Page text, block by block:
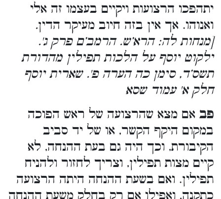
יתהפכו הרצועות ויקיים בעצמו זה אלי
ואנוהו. אך אין בזה חיוב מעיקר הדין.
[מנחות לה: הרא’ש. הרמב’ם פרק ג'.
ילקוט יוסף על הלכות תפילין מהדורת
תשס’ד, סימן כה הערה פ'. שארית יוסף
חלק א' עמוד שסא
פב אם מצא שהרצועה של ראש הפוכה
במקום היקף הקשר, או של יד סביב
הקיבורת, וכך היה גם בעת ההנחה, לא
קיים מצות תפילין, וצריך לחזור ולהניח
תפילין. ואם בשעת ההנחה היתה הרצועה
כתקנה, ואפילו אם רק בחלק משעת ההנחה